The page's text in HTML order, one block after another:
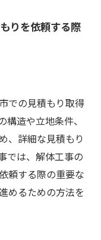
りを依頼する際
での見積もり取得
造や立地条件、
、詳細な見積もり
では、解体工事の
頼する際の重要な
めるための方法を